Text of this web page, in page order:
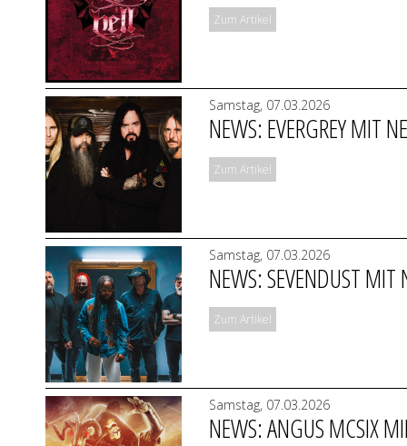
Zum Artikel
Samstag, 07.03.2026
NEWS: EVERGREY MIT
Zum Artikel
Samstag, 07.03.2026
NEWS: SEVENDUST MIT
Zum Artikel
Samstag, 07.03.2026
NEWS: ANGUS MCSIX